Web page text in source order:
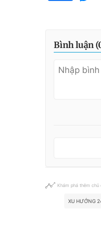
Bình luận (
Khám phá thêm chủ
XU HƯỚNG